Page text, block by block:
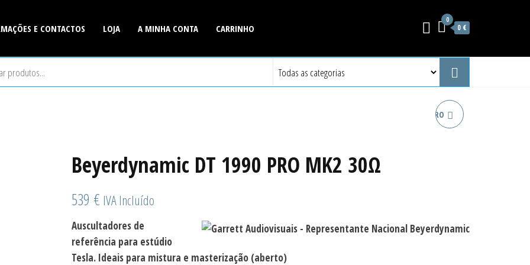
E CONTACTOS LOJA A MINHA CONTA CARRINHO
0
0 €
BEYERDYNAMIC DT 1770 PRO
Beyerdynamic DT 1990 PRO MK2 30Ω
539 € IVA Incluído
Auscultadores de
referência para estúdio
Tesla. Ideais para mistura e masterização (aberto)